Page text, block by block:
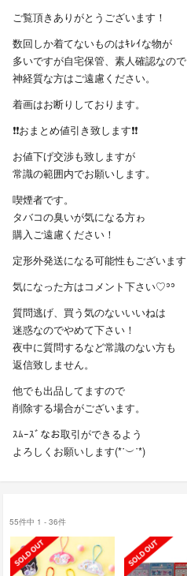
ご覧頂きありがとうございます！
数回しか着てないものはｷﾚｲな物が
多いですが自宅保管、素人確認なので
神経質な方はご遠慮ください。
着画はお断りしております。
❗❗おまとめ値引き致します❗❗
お値下げ交渉も致しますが
常識の範囲内でお願いします。
喫煙者です。
タバコの臭いが気になる方ゎ
購入ご遠慮ください！
定形外発送になる可能性もございます
気になった方はコメント下さい♡ʾʾ
質問逃げ、買う気のないいいねは
迷惑なのでやめて下さい！
夜中に質問するなど常識のない方も
返信致しません。
他でも出品してますので
削除する場合がございます。
ｽﾑｰｽﾞなお取引ができるよう
よろしくお願いします(*˙︶˙*)
55件中 1 - 36件